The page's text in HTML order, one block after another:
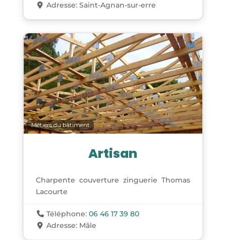
Adresse:Saint-Agnan-sur-erre
Métiers du bâtiment
Artisan
Charpente couverture zinguerie Thomas
Lacourte
Téléphone:06 46 17 39 80
Adresse: Mâle